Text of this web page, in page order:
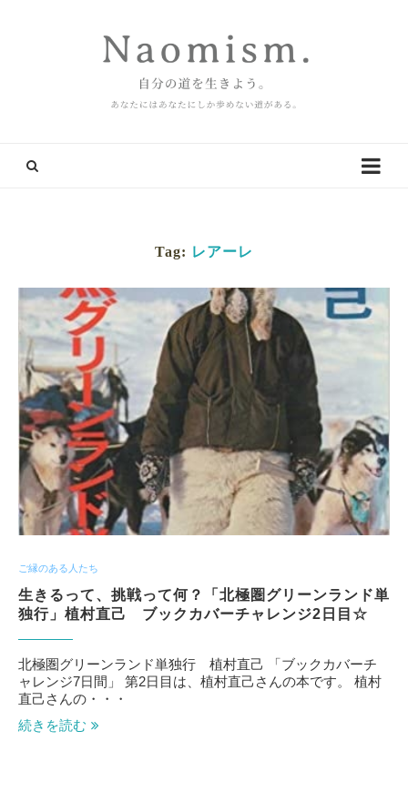
Tag: レアーレ
ご縁のある人たち
生きるって、挑戦って何？「北極圏グリーンランド単
独行」植村直己 ブックカバーチャレンジ2日目☆
北極圏グリーンランド単独行 植村直己 「ブックカバーチ
ャレンジ7日間」 第2日目は、植村直己さんの本です。 植村
直己さんの・・・
続きを読む